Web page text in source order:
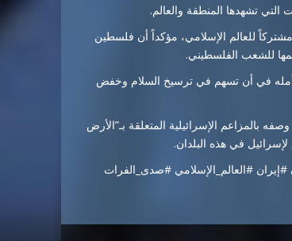
تشهدها المنطقة والعالم.
للعالم الإسلامي، مؤكداً أن فلسطين
للشعب الفلسطيني.
أمله في أن تسهم في ترسيخ السلام وخفض
بالمزاعم الإسرائيلية المتعلقة بـ”الأرض
في هذه البلدان.
#العالم_الإسلامي #صدى_الفرات